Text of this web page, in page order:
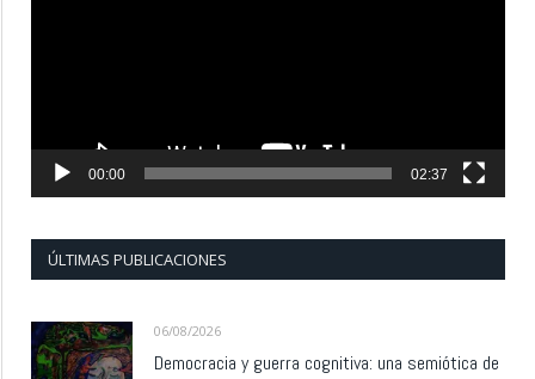
00:00 02:37
ÚLTIMAS PUBLICACIONES
06/08/2026
Democracia y guerra cognitiva: una semiótica de